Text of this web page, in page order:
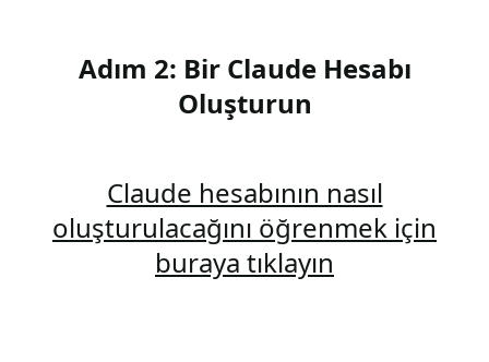
Adım 2: Bir Claude Hesabı
Oluşturun
Claude hesabının nasıl
oluşturulacağını öğrenmek için
buraya tıklayın